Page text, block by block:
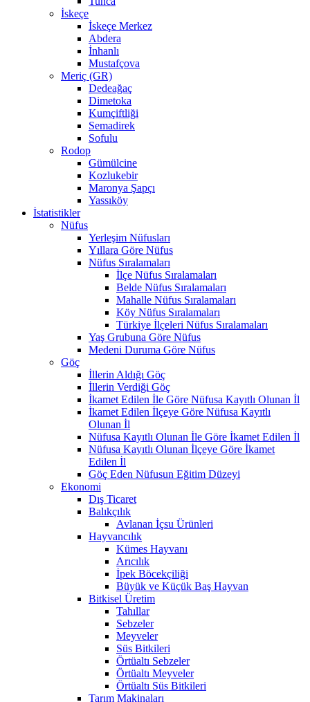
İskeçe
İskeçe Merkez
Abdera
İnhanlı
Mustafçova
Meriç (GR)
Dedeağaç
Dimetoka
Kumçiftliği
Semadirek
Sofulu
Rodop
Gümülcine
Kozlukebir
Maronya Şapçı
Yassıköy
İstatistikler
Nüfus
Yerleşim Nüfusları
Yıllara Göre Nüfus
Nüfus Sıralamaları
İlçe Nüfus Sıralamaları
Belde Nüfus Sıralamaları
Mahalle Nüfus Sıralamaları
Köy Nüfus Sıralamaları
Türkiye İlçeleri Nüfus Sıralamaları
Yaş Grubuna Göre Nüfus
Medeni Duruma Göre Nüfus
Göç
İllerin Aldığı Göç
İllerin Verdiği Göç
İkamet Edilen İle Göre Nüfusa Kayıtlı Olunan İl
İkamet Edilen İlçeye Göre Nüfusa Kayıtlı
Olunan İl
Nüfusa Kayıtlı Olunan İle Göre İkamet Edilen İl
Nüfusa Kayıtlı Olunan İlçeye Göre İkamet
Edilen İl
Göç Eden Nüfusun Eğitim Düzeyi
Ekonomi
Dış Ticaret
Balıkçılık
Avlanan İçsu Ürünleri
Hayvancılık
Kümes Hayvanı
Arıcılık
İpek Böcekçiliği
Büyük ve Küçük Baş Hayvan
Bitkisel Üretim
Tahıllar
Sebzeler
Meyveler
Süs Bitkileri
Örtüaltı Sebzeler
Örtüaltı Meyveler
Örtüaltı Süs Bitkileri
Tarım Makinaları